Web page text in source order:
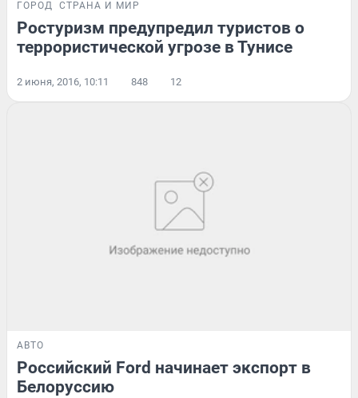
ГОРОД СТРАНА И МИР
Ростуризм предупредил туристов о
террористической угрозе в Тунисе
2 июня, 2016, 10:11 848 12
АВТО
Российский Ford начинает экспорт в
Белоруссию